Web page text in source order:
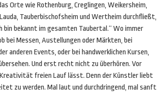
Orte wie Rothenburg, Creglingen, Weikersheim,
Tauberbischofsheim und Wertheim durchfließt,
bin bekannt im gesamten Taubertal.“ Wo immer
bei Messen, Austellungen oder Märkten, bei
anderen Events, oder bei handwerklichen Kursen,
Und erst recht nicht zu überhören. Vor
freien Lauf lässt. Denn der Künstler liebt
zu werden. Mal laut und durchdringend, mal sanft